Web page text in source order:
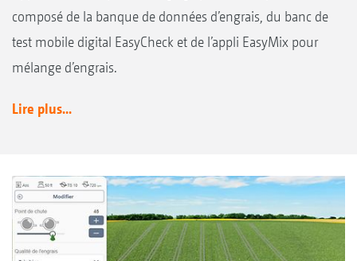
composé de la banque de données d’engrais, du banc de
test mobile digital EasyCheck et de l’appli EasyMix pour
mélange d’engrais.
Lire plus...